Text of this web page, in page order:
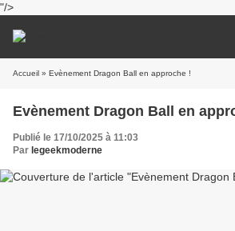
"/>
Accueil » Evènement Dragon Ball en approche !
Evènement Dragon Ball en
Publié le 17/10/2025 à 11:03
Par legeekmoderne